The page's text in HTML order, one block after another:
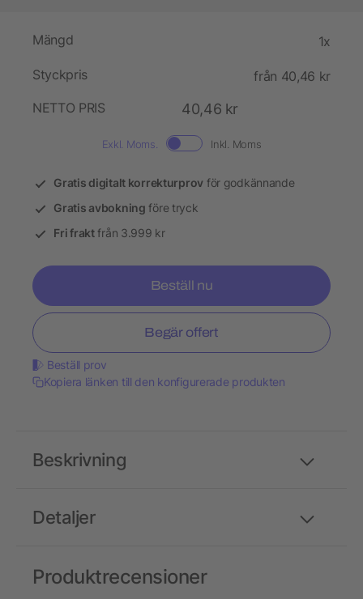
Mängd 1x
Styckpris
från 40,46 kr
NETTO PRIS
40,46 kr
Exkl. Moms. Inkl. Moms
Gratis digitalt korrekturprov för godkännande
Gratis avbokning före tryck
Fri fraktfrån 3.999 kr
Beställ nu
Begär offert
Beställ prov
Kopiera länken till den konfigurerade produkten
Detaljer
Beskrivning
Produktrecensioner